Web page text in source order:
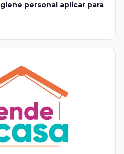
personal aplicar para